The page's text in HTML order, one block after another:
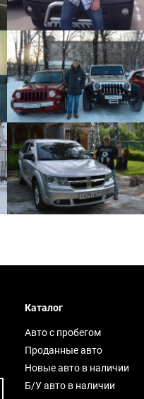
Каталог
Авто с пробегом
Проданные авто
Новые авто в наличии
Б/У авто в наличии